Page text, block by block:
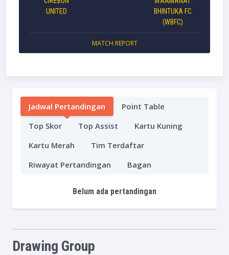
UNITED
BHINTUKA FC
(WBFC)
MATCH REPORT
Jadwal Pertandingan
Point Table
Top Skor
Top Assist
Kartu Kuning
Kartu Merah
Tim Terdaftar
Riwayat Pertandingan
Bagan
Belum ada pertandingan
Drawing Group